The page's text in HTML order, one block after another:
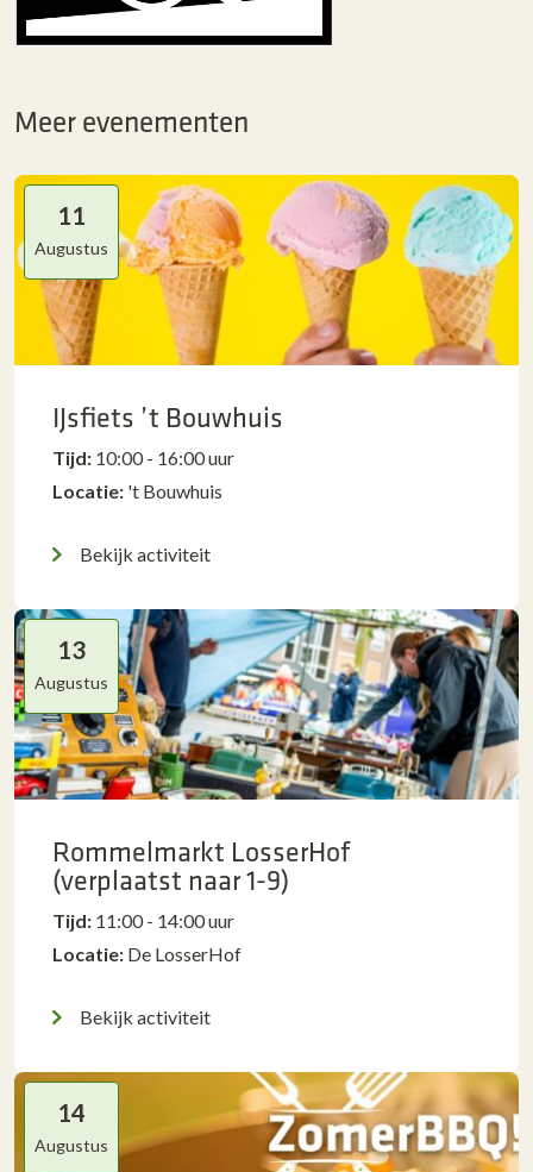
Meer evenementen
11
Augustus
IJsfiets ’t Bouwhuis
Tijd: 10:00 - 16:00 uur
Locatie: 't Bouwhuis
Bekijk activiteit
13
Augustus
Rommelmarkt LosserHof
(verplaatst naar 1-9)
Tijd: 11:00 - 14:00 uur
Locatie: De LosserHof
Bekijk activiteit
14
Augustus